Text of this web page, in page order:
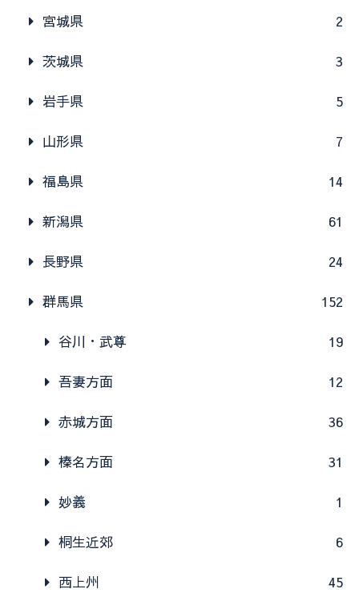
宮城県 2
茨城県 3
岩手県 5
山形県 7
福島県 14
新潟県 61
長野県 24
群馬県 152
谷川・武尊 19
吾妻方面 12
赤城方面 36
榛名方面 31
妙義 1
桐生近郊 6
西上州 45